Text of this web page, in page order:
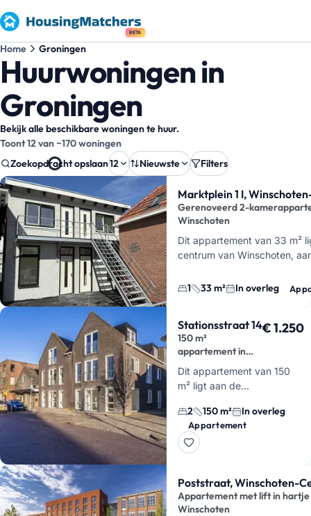
BETA
Home Groningen
Huurwoningen in
Groningen
Bekijk alle beschikbare woningen te huur.
Toont 12 van ~170 woningen
Zoekopdracht opslaan12 Nieuwste Filters
Zoekresultaten Marktplein 1 I,
Gerenoveerd 2-
Winschoten
Dit appartement van 33 m²
centrum van Winschoten,
ingedeeld, met een woonk…
1 33 m² In overleg
Stationsstraat 14
150 m²
appartement in
hartje Scheemda
€ 1.250
Dit appartement van 150
m² ligt aan de
het centrum van
Scheemda. Je woont hier
op de begane grond en
2 150 m² In overleg
Appartement
Poststraat, Winschoten-
Appartement met lift in hartje
Winschoten